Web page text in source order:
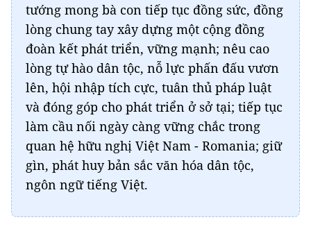
tướng mong bà con tiếp tục đồng sức, đồng
lòng chung tay xây dựng một cộng đồng
đoàn kết phát triển, vững mạnh; nêu cao
lòng tự hào dân tộc, nỗ lực phấn đấu vươn
lên, hội nhập tích cực, tuân thủ pháp luật
và đóng góp cho phát triển ở sở tại; tiếp tục
làm cầu nối ngày càng vững chắc trong
quan hệ hữu nghị Việt Nam - Romania; giữ
gìn, phát huy bản sắc văn hóa dân tộc,
ngôn ngữ tiếng Việt.